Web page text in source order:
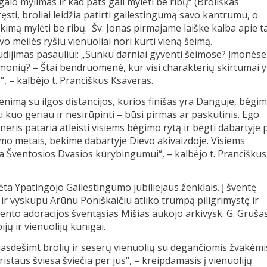
broliai leidžia patirti gailestingumą savo kantrumu, o
mylėti be ribų. Šv. Jonas pirmajame laiške kalba apie
meilės ryšiu vienuoliai nori kurti vieną šeimą.
pasauliui: „Sunku darniai gyventi šeimose? Įmonėse
– Štai bendruomenė, kur visi charakterių skirtumai
– kalbėjo t. Pranciškus Ksaveras.
su ilgos distancijos, kurios finišas yra Danguje,
geriau ir nesirūpinti – būsi pirmas ar paskutinis. Ego
pataria atleisti visiems bėgimo rytą ir bėgti dabartyje
metais, bėkime dabartyje Dievo akivaizdoje. Visiems
Dvasios kūrybingumui“, – kalbėjo t. Pranciškus
Ypatingojo Gailestingumo jubiliejaus ženklais. Į šventę
vyskupu Arūnu Poniškaičiu atliko trumpą piligrimystę ir
adoracijos šventąsias Mišias aukojo arkivysk. G.
ir vienuolijų kunigai.
brolių ir seserų vienuolių su degančiomis
šviesa šviečia per jus“, – kreipdamasis į vienuolijų